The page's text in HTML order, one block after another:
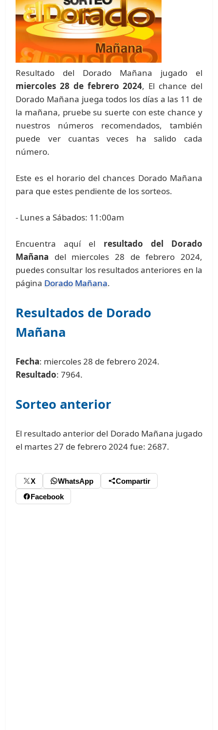
Resultado del Dorado Mañana jugado el
miercoles 28 de febrero 2024, El chance del
Dorado Mañana juega todos los días a las 11 de
la mañana, pruebe su suerte con este chance y
nuestros números recomendados, también
puede ver cuantas veces ha salido cada
número.
Este es el horario del chances Dorado Mañana
para que estes pendiente de los sorteos.
- Lunes a Sábados: 11:00am
Encuentra aquí el resultado del Dorado
Mañana del miercoles 28 de febrero 2024,
puedes consultar los resultados anteriores en la
página Dorado Mañana.
Resultados de Dorado
Mañana
Fecha: miercoles 28 de febrero 2024.
Resultado: 7964.
Sorteo anterior
El resultado anterior del Dorado Mañana jugado
el martes 27 de febrero 2024 fue: 2687.
X WhatsApp
Compartir
Facebook